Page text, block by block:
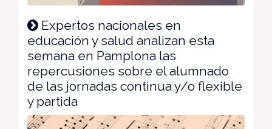
Expertos nacionales en
educación y salud analizan esta
semana en Pamplona las
repercusiones sobre el alumnado
de las jornadas continua y/o flexible
y partida